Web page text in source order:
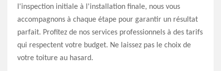
l'inspection initiale à l'installation finale, nous vous
accompagnons à chaque étape pour garantir un résultat
parfait. Profitez de nos services professionnels à des tarifs
qui respectent votre budget. Ne laissez pas le choix de
votre toiture au hasard.